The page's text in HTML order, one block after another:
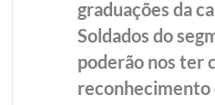
graduações da
Soldados do
poderão nos ter
reconhecimento